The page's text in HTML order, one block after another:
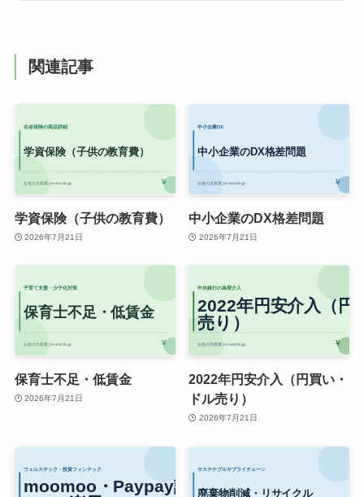
関連記事
学資保険（子供の教育費）
2026年7月21日
中小企業のDX格差問題
2026年7月21日
保育士不足・低賃金
2026年7月21日
2022年円安介入（円買い・
ドル売り）
2026年7月21日